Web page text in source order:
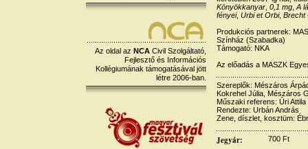
Az oldal az NCA Civil Szolgáltató,
Fejlesztő és Információs
Kollégiumának támogatásával jött
létre 2006-ban.
Könyökkanyar 0,1 mg A
fényei, Urbi et Orbi, Brecht
Produkciós partnerek:
Színház (Szabadka)
Támogató: NKA
Az előadás a MASZK
Szereplők: Mészáros
Kokrehel Júlia, Mészáros
Műszaki referens: Úri Attila
Rendezte: Urbán András
Zene, díszlet, kosztüm:
Jegyár: 700 Ft